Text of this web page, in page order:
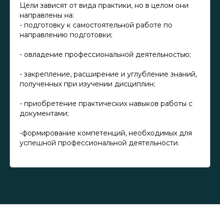
Цели зависят от вида практики, но в целом они
направлены на:
- подготовку к самостоятельной работе по
направлению подготовки;
- овладение профессиональной деятельностью;
- закрепление, расширение и углубление знаний,
полученных при изучении дисциплин;
- приобретение практических навыков работы с
документами;
-формирование компетенций, необходимых для
успешной профессиональной деятельности.